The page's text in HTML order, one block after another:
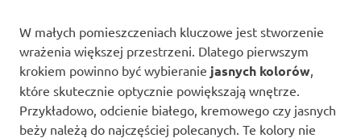
W małych pomieszczeniach kluczowe jest stworzenie
wrażenia większej przestrzeni. Dlatego pierwszym
krokiem powinno być wybieranie jasnych kolorów
które skutecznie optycznie powiększają wnętrze.
Przykładowo, odcienie białego, kremowego czy jasnych
beży należą do najczęściej polecanych. Te kolory nie